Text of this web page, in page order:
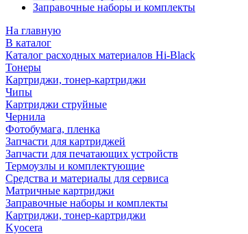
Заправочные наборы и комплекты
На главную
В каталог
Каталог расходных материалов Hi-Black
Тонеры
Картриджи, тонер-картриджи
Чипы
Картриджи струйные
Чернила
Фотобумага, пленка
Запчасти для картриджей
Запчасти для печатающих устройств
Термоузлы и комплектующие
Средства и материалы для сервиса
Матричные картриджи
Заправочные наборы и комплекты
Картриджи, тонер-картриджи
Kyocera